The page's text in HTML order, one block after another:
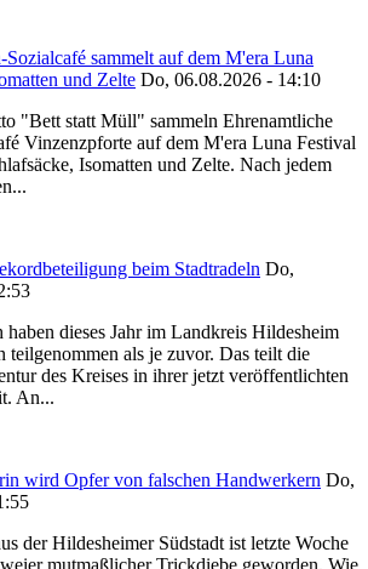
sammelt auf dem M'era Luna
und Zelte Do, 06.08.2026 - 14:10
"Bett statt Müll" sammeln Ehrenamtliche
Vinzenzpforte auf dem M'era Luna Festival
Isomatten und Zelte. Nach jedem
beim Stadtradeln Do,
haben dieses Jahr im Landkreis Hildesheim
teilgenommen als je zuvor. Das teilt die
des Kreises in ihrer jetzt veröffentlichten
An...
wird Opfer von falschen Handwerkern Do,
der Hildesheimer Südstadt ist letzte Woche